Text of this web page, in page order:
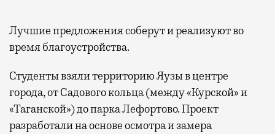
Лучшие предложения соберут и реализуют во
время благоустройства.
Студенты взяли территорию Яузы в центре
города, от Садового кольца (между «Курской» и
«Таганской») до парка Лефортово. Проект
разработали на основе осмотра и замера